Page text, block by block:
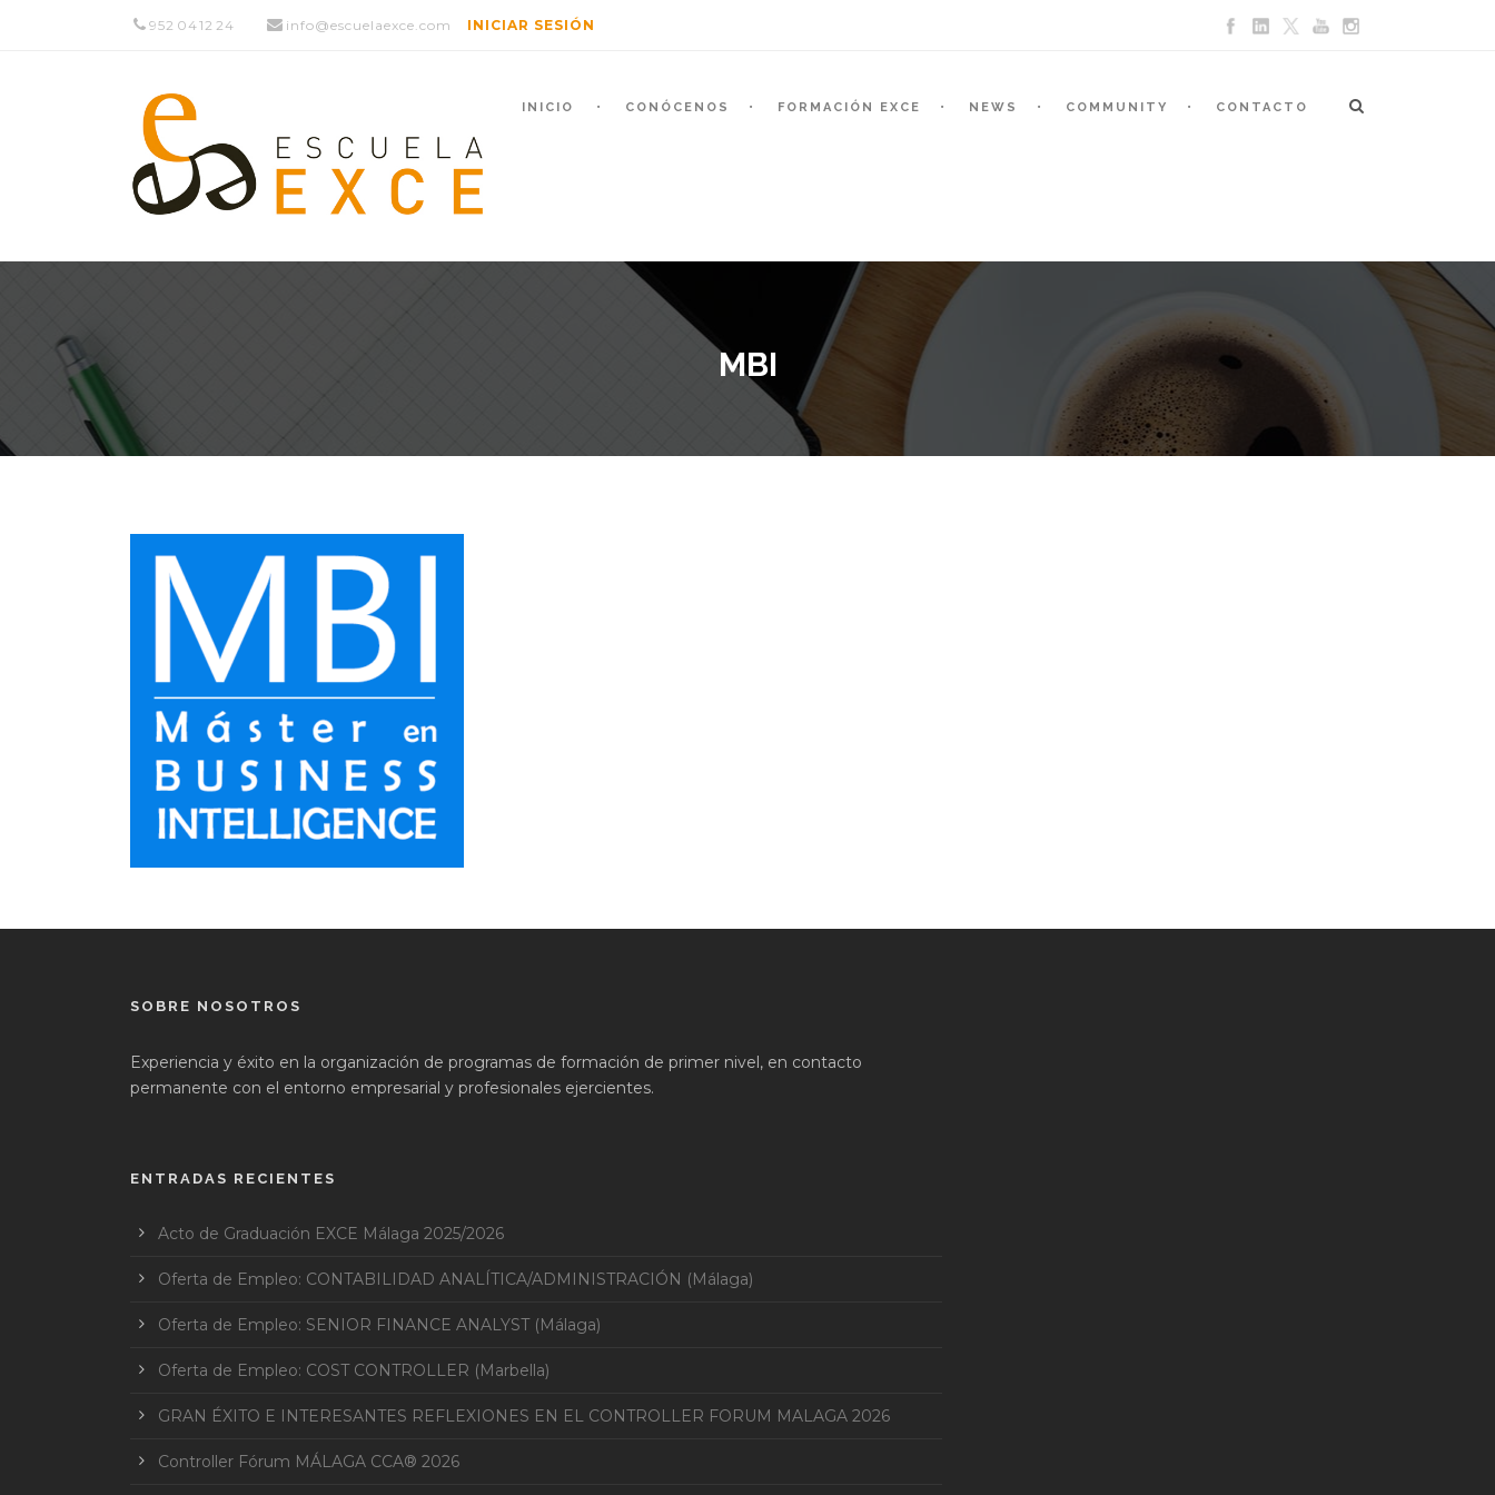
952 04 12 24 info@escuelaexce.com INICIAR SESIÓN
INICIO CONÓCENOS FORMACIÓN EXCE NEWS COMMUNITY CONTACTO
MBI
SOBRE NOSOTROS
Experiencia y éxito en la organización de programas de formación de primer nivel, en contacto
permanente con el entorno empresarial y profesionales ejercientes.
ENTRADAS RECIENTES
Acto de Graduación EXCE Málaga 2025/2026
Oferta de Empleo: CONTABILIDAD ANALÍTICA/ADMINISTRACIÓN (Málaga)
Oferta de Empleo: SENIOR FINANCE ANALYST (Málaga)
Oferta de Empleo: COST CONTROLLER (Marbella)
GRAN ÉXITO E INTERESANTES REFLEXIONES EN EL CONTROLLER FORUM MALAGA 2026
Controller Fórum MÁLAGA CCA® 2026